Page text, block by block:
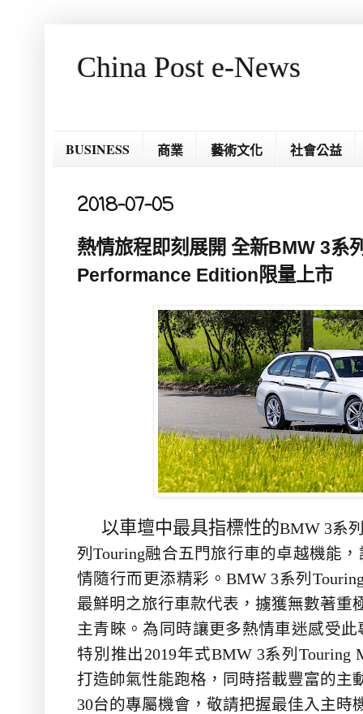
China Post e-News
BUSINESS 商業 藝術文化 社會公益
2018-07-05
熱情旅程即刻展開 全新BMW 3系
Performance Edition限量上市
以車壇中最具指標性的BMW 3系
列Touring融合五門旅行車的卓越機能
情隨行而更添精彩。 BMW 3系列
最鮮明之旅行車款代表，擄獲無數著重
主青睞。為同時讓更多熱情車迷感受此
特別推出2019年式BMW 3系列Touring
打造帥氣性能跑格，同時搭載豐富的主
30台的專屬機會，敬請把握最佳入主時